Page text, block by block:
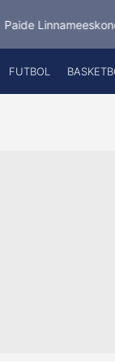
1- 1
FUTBOL